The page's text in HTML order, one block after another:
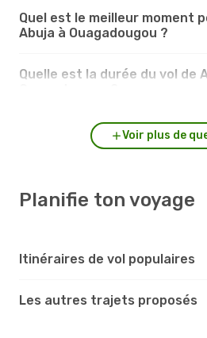
Quel est le meilleur moment
Abuja à Ouagadougou ?
Quelle est la durée du vol de
Voir plus de
Planifie ton voyage
Itinéraires de vol populaires
Les autres trajets proposés